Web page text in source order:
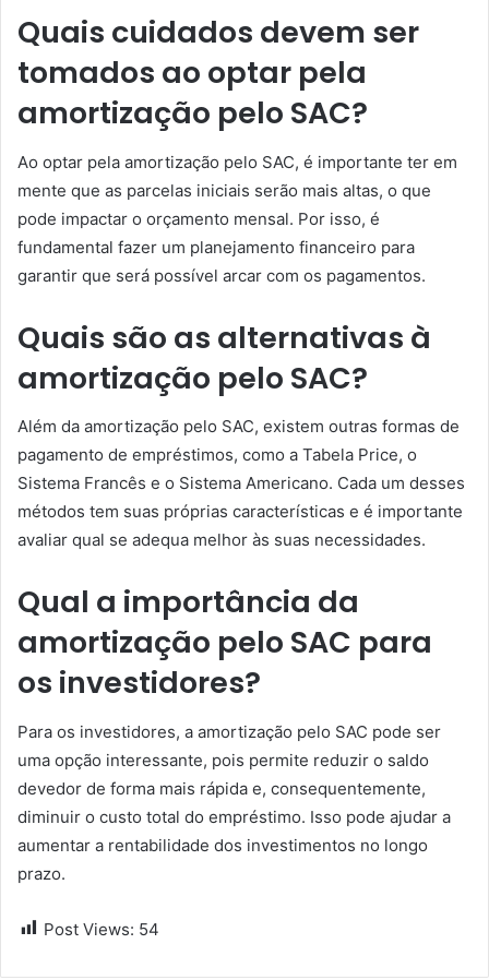
Quais cuidados devem ser
tomados ao optar pela
amortização pelo SAC?
Ao optar pela amortização pelo SAC, é importante ter em
mente que as parcelas iniciais serão mais altas, o que
pode impactar o orçamento mensal. Por isso, é
fundamental fazer um planejamento financeiro para
garantir que será possível arcar com os pagamentos.
Quais são as alternativas à
amortização pelo SAC?
Além da amortização pelo SAC, existem outras formas de
pagamento de empréstimos, como a Tabela Price, o
Sistema Francês e o Sistema Americano. Cada um desses
métodos tem suas próprias características e é importante
avaliar qual se adequa melhor às suas necessidades.
Qual a importância da
amortização pelo SAC para
os investidores?
Para os investidores, a amortização pelo SAC pode ser
uma opção interessante, pois permite reduzir o saldo
devedor de forma mais rápida e, consequentemente,
diminuir o custo total do empréstimo. Isso pode ajudar a
aumentar a rentabilidade dos investimentos no longo
prazo.
Post Views: 54